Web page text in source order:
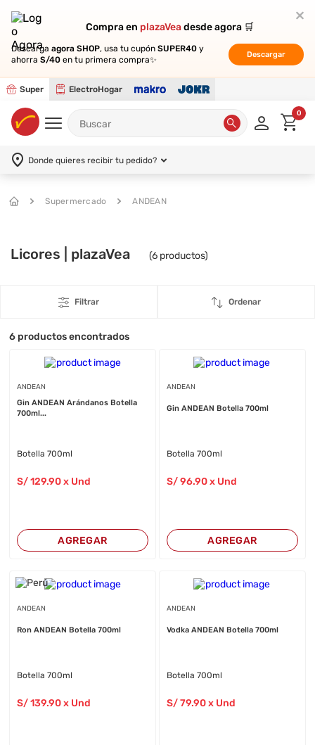
Compra en plazaVeadesde agora 🛒
Descarga agora SHOP, usa tu cupón SUPER40 y
ahorra S/40 en tu primera compra✨
Descargar
Super ElectroHogar
Compra en plazaVeadesde agora 🛒
Descarga agora SHOP, usa tu cupón SUPER40 y
ahorra S/40 en tu primera compra✨
Descargar
0
Donde quieres recibir tu pedido?
Supermercado ANDEAN
Licores | plazaVea (6 productos)
Filtrar Ordenar
6 productos encontrados
ANDEAN
Gin ANDEAN Arándanos Botella
700ml...
Botella 700ml
S/129.90 x Und
AGREGAR
ANDEAN
Gin ANDEAN Botella 700ml
Botella 700ml
S/96.90x Und
AGREGAR
ANDEAN
Ron ANDEAN Botella 700ml
Botella 700ml
S/139.90 x Und
ANDEAN
Vodka ANDEAN Botella 700ml
Botella 700ml
S/79.90x Und